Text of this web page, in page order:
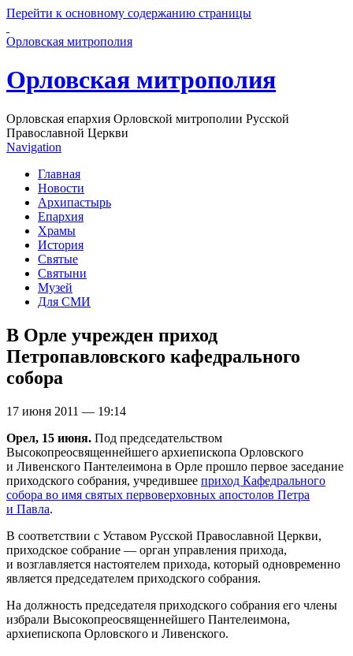
Перейти к основному содержанию страницы
Орловская митрополия
Орловская митрополия
Орловская епархия Орловской митрополии Русской
Православной Церкви
Navigation
Главная
Новости
Архипастырь
Епархия
Храмы
История
Святые
Святыни
Музей
Для СМИ
В Орле учрежден приход
Петропавловского кафедрального
собора
17 июня 2011 — 19:14
Орел, 15 июня. Под председательством
Высокопреосвященнейшего архиепископа Орловского
и Ливенского Пантелеимона в Орле прошло первое заседание
приходского собрания, учредившее приход Кафедрального
собора во имя святых первоверховных апостолов Петра
и Павла.
В соответствии с Уставом Русской Православной Церкви,
приходское собрание — орган управления прихода,
и возглавляется настоятелем прихода, который одновременно
является председателем приходского собрания.
На должность председателя приходского собрания его члены
избрали Высокопреосвященнейшего Пантелеимона,
архиепископа Орловского и Ливенского.